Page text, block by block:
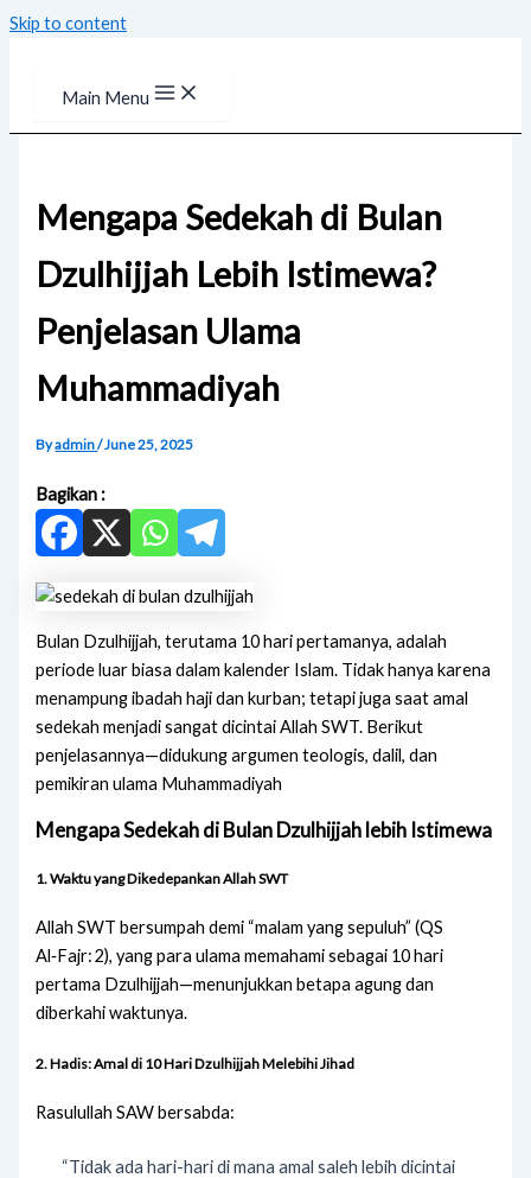
Skip to content
Main Menu
Mengapa Sedekah di Bulan
Dzulhijjah Lebih Istimewa?
Penjelasan Ulama
Muhammadiyah
Byadmin/June 25, 2025
Bagikan :
Bulan Dzulhijjah, terutama 10 hari pertamanya, adalah
periode luar biasa dalam kalender Islam. Tidak hanya karena
menampung ibadah haji dan kurban; tetapi juga saat amal
sedekah menjadi sangat dicintai Allah SWT. Berikut
penjelasannya—didukung argumen teologis, dalil, dan
pemikiran ulama Muhammadiyah
Mengapa Sedekah di Bulan Dzulhijjah lebih Istimewa
1.Waktu yang Dikedepankan Allah SWT
Allah SWT bersumpah demi “malam yang sepuluh” (QS
Al‑Fajr: 2), yang para ulama memahami sebagai 10 hari
pertama Dzulhijjah—menunjukkan betapa agung dan
diberkahi waktunya.
2.Hadis: Amal di 10 Hari Dzulhijjah Melebihi Jihad
Rasulullah SAW bersabda:
“Tidak ada hari-hari di mana amal saleh lebih dicintai